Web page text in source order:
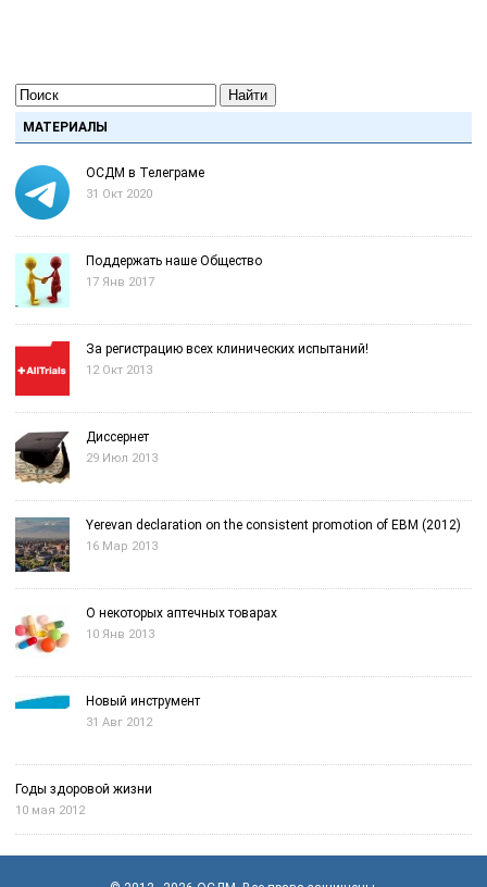
Найти
МАТЕРИАЛЫ
ОСДМ в Телеграме
31 Окт 2020
Поддержать наше Общество
17 Янв 2017
За регистрацию всех клинических испытаний!
12 Окт 2013
Диссернет
29 Июл 2013
Yerevan declaration on the consistent promotion of EBM (2012)
16 Мар 2013
О некоторых аптечных товарах
10 Янв 2013
Новый инструмент
31 Авг 2012
Годы здоровой жизни
10 мая 2012